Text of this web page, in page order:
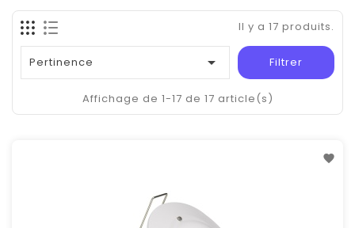
Il y a 17 produits.
Pertinence  Filtrer
Affichage de 1-17 de 17 article(s)